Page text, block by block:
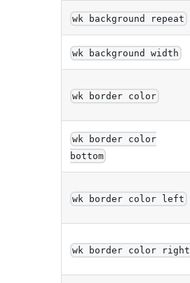
wk background repeat
wk background width
wk border color
wk border color
bottom
wk border color left
wk border color right